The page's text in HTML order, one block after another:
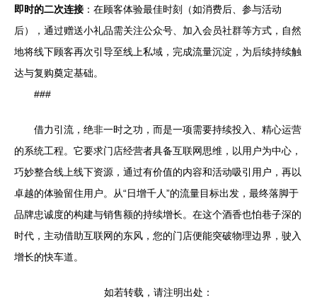
即时的二次连接 ：在顾客体验最佳时刻（如消费后、参与活动
后），通过赠送小礼品需关注公众号、加入会员社群等方式，自然
地将线下顾客再次引导至线上私域，完成流量沉淀，为后续持续触
达与复购奠定基础。
###
借力引流，绝非一时之功，而是一项需要持续投入、精心运营
的系统工程。它要求门店经营者具备互联网思维，以用户为中心，
巧妙整合线上线下资源，通过有价值的内容和活动吸引用户，再以
卓越的体验留住用户。从“日增千人”的流量目标出发，最终落脚于
品牌忠诚度的构建与销售额的持续增长。在这个酒香也怕巷子深的
时代，主动借助互联网的东风，您的门店便能突破物理边界，驶入
增长的快车道。
如若转载，请注明出处：